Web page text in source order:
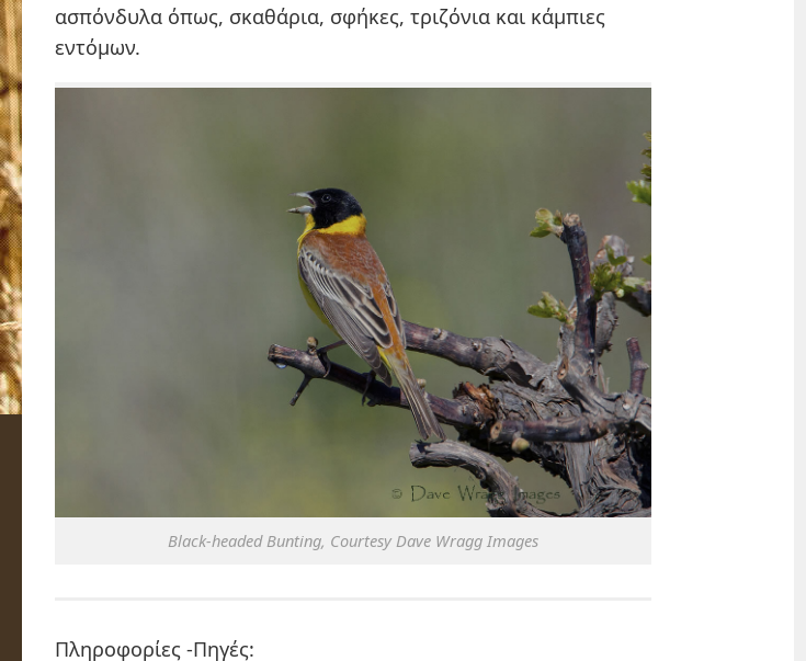
ασπόνδυλα όπως, σκαθάρια, σφήκες, τριζόνια και κάμπιες
εντόμων.
Black-headed Bunting, Courtesy Dave Wragg Images
Πληροφορίες -Πηγές: